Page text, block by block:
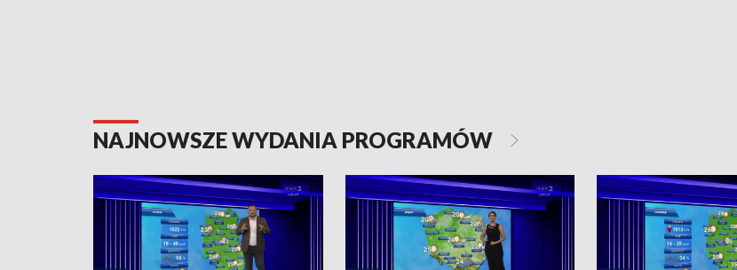
NAJNOWSZE WYDANIA PROGRAMÓW